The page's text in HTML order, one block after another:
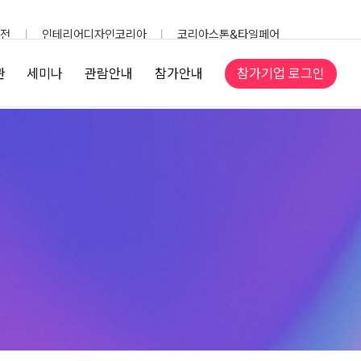
인테리어디자인코리아
코리아스톤&타일페어
세미나 관람안내 참가안내 참가기업 로그인